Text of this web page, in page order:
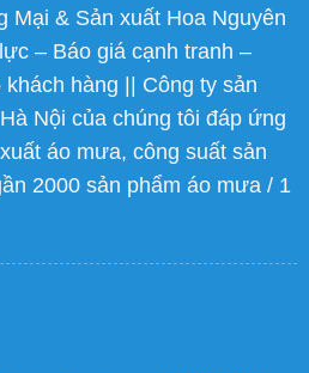
Mại & Sản xuất Hoa Nguyên
– Báo giá cạnh tranh –
hàng || Công ty sản
Nội của chúng tôi đáp ứng
áo mưa, công suất sản
2000 sản phẩm áo mưa / 1